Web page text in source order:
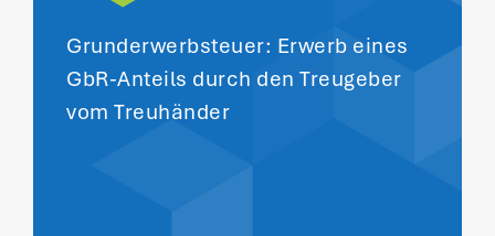
Grunderwerbsteuer: Erwerb eines
GbR-Anteils durch den Treugeber
vom Treuhänder